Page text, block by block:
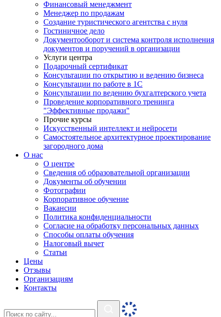
Финансовый менеджмент
Менеджер по продажам
Создание туристического агентства с нуля
Гостиничное дело
Документооборот и система контроля исполнения
документов и поручений в организации
Услуги центра
Подарочный сертификат
Консультации по открытию и ведению бизнеса
Консультации по работе в 1С
Консультации по ведению бухгалтерского учета
Проведение корпоративного тренинга
"Эффективные продажи"
Прочие курсы
Искусственный интеллект и нейросети
Самостоятельное архитектурное проектирование
загородного дома
О нас
О центре
Сведения об образовательной организации
Документы об обучении
Фотографии
Корпоративное обучение
Вакансии
Политика конфиденциальности
Согласие на обработку персональных данных
Способы оплаты обучения
Налоговый вычет
Статьи
Цены
Отзывы
Организациям
Контакты